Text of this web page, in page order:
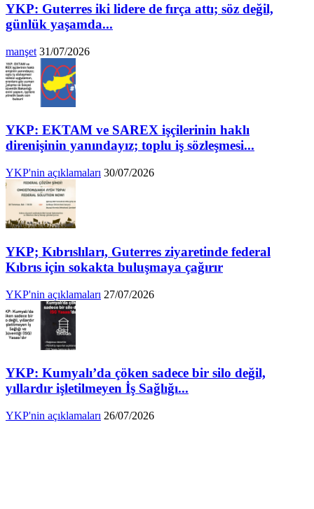
YKP: Guterres iki lidere de fırça attı; söz değil,
günlük yaşamda...
manşet 31/07/2026
YKP: EKTAM ve SAREX işçilerinin haklı
direnişinin yanındayız; toplu iş sözleşmesi...
YKP'nin açıklamaları 30/07/2026
YKP; Kıbrıslıları, Guterres ziyaretinde federal
Kıbrıs için sokakta buluşmaya çağırır
YKP'nin açıklamaları 27/07/2026
YKP: Kumyalı’da çöken sadece bir silo değil,
yıllardır işletilmeyen İş Sağlığı...
YKP'nin açıklamaları 26/07/2026